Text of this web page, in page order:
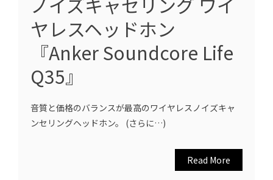
ヤレスヘッドホン
『Anker Soundcore Life
Q35』
音質と価格のバランスが最高のワイヤレスノイズキャ
ンセリングヘッドホン。 (さらに…)
Read More